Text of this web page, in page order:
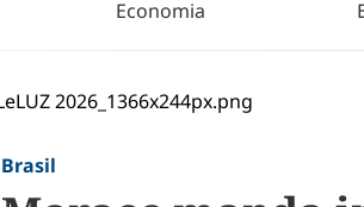
Economia
Brasil